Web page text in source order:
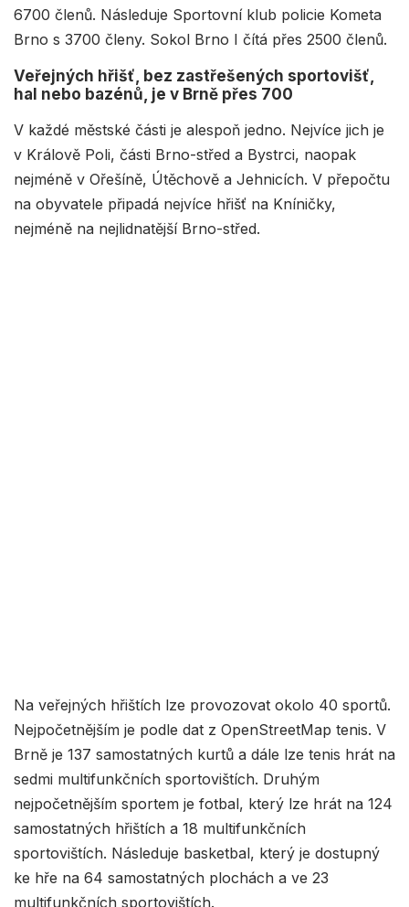
6700 členů. Následuje Sportovní klub policie Kometa
Brno s 3700 členy. Sokol Brno I čítá přes 2500 členů.
Veřejných hřišť, bez zastřešených sportovišť,
hal nebo bazénů, je v Brně přes 700
V každé městské části je alespoň jedno. Nejvíce jich je
v Králově Poli, části Brno-střed a Bystrci, naopak
nejméně v Ořešíně, Útěchově a Jehnicích. V přepočtu
na obyvatele připadá nejvíce hřišť na Kníničky,
nejméně na nejlidnatější Brno-střed.
Na veřejných hřištích lze provozovat okolo 40 sportů.
Nejpočetnějším je podle dat z OpenStreetMap tenis. V
Brně je 137 samostatných kurtů a dále lze tenis hrát na
sedmi multifunkčních sportovištích. Druhým
nejpočetnějším sportem je fotbal, který lze hrát na 124
samostatných hřištích a 18 multifunkčních
sportovištích. Následuje basketbal, který je dostupný
ke hře na 64 samostatných plochách a ve 23
multifunkčních sportovištích.